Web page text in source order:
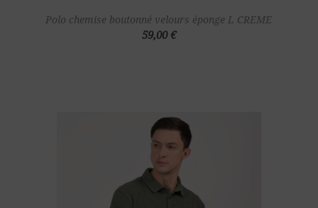
Polo chemise boutonné velours éponge L CREME
59,00 €